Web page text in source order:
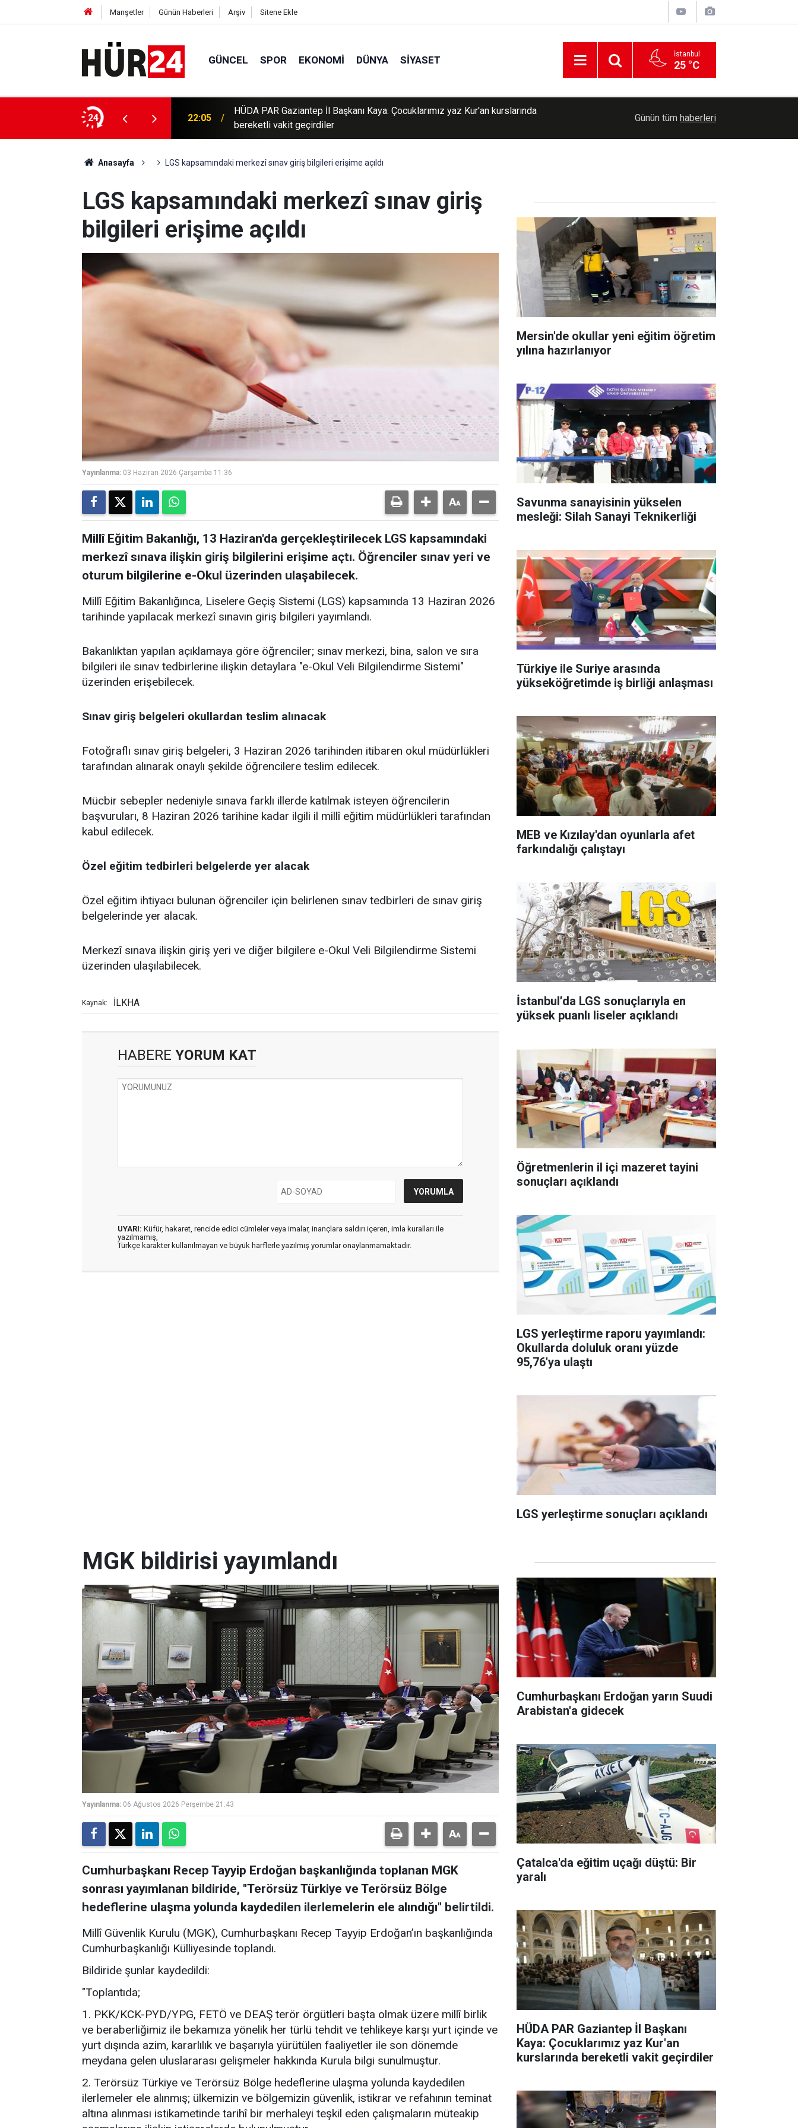
Manşetler Günün Haberleri Arşiv Sitene Ekle
GÜNCEL SPOR EKONOMI DÜNYA SIYASET İstanbul
25 °C
24 22:05
HÜDA PAR Gaziantep İl Başkanı Kaya: Çocuklarımız yaz Kur'an kurslarında
bereketli vakit geçirdiler
Mardin'de kontrolden çıkan otomobil
Günün tüm haberleri
Anasayfa LGS kapsamındaki merkezî sınav giriş bilgileri erişime açıldı
LGS kapsamındaki merkezî sınav giriş
bilgileri erişime açıldı
Yayınlanma: 03 Haziran 2026 Çarşamba 11:36
Millî Eğitim Bakanlığı, 13 Haziran'da gerçekleştirilecek LGS kapsamındaki
merkezî sınava ilişkin giriş bilgilerini erişime açtı. Öğrenciler sınav yeri ve
oturum bilgilerine e-Okul üzerinden ulaşabilecek.
Millî Eğitim Bakanlığınca, Liselere Geçiş Sistemi (LGS) kapsamında 13 Haziran 2026
tarihinde yapılacak merkezî sınavın giriş bilgileri yayımlandı.
Bakanlıktan yapılan açıklamaya göre öğrenciler; sınav merkezi, bina, salon ve sıra
bilgileri ile sınav tedbirlerine ilişkin detaylara "e-Okul Veli Bilgilendirme Sistemi"
üzerinden erişebilecek.
Sınav giriş belgeleri okullardan teslim alınacak
Fotoğraflı sınav giriş belgeleri, 3 Haziran 2026 tarihinden itibaren okul müdürlükleri
tarafından alınarak onaylı şekilde öğrencilere teslim edilecek.
Mücbir sebepler nedeniyle sınava farklı illerde katılmak isteyen öğrencilerin
başvuruları, 8 Haziran 2026 tarihine kadar ilgili il millî eğitim müdürlükleri tarafından
kabul edilecek.
Özel eğitim tedbirleri belgelerde yer alacak
Özel eğitim ihtiyacı bulunan öğrenciler için belirlenen sınav tedbirleri de sınav giriş
belgelerinde yer alacak.
Merkezî sınava ilişkin giriş yeri ve diğer bilgilere e-Okul Veli Bilgilendirme Sistemi
üzerinden ulaşılabilecek.
Kaynak: İLKHA
HABERE YORUM KAT
UYARI: Küfür, hakaret, rencide edici cümleler veya imalar, inançlara saldırı içeren, imla kuralları ile
yazılmamış,
Türkçe karakter kullanılmayan ve büyük harflerle yazılmış yorumlar onaylanmamaktadır.
Mersin'de okullar yeni eğitim öğretim
yılına hazırlanıyor
Savunma sanayisinin yükselen
mesleği: Silah Sanayi Teknikerliği
Türkiye ile Suriye arasında
yükseköğretimde iş birliği anlaşması
MEB ve Kızılay'dan oyunlarla afet
farkındalığı çalıştayı
İstanbul’da LGS sonuçlarıyla en
yüksek puanlı liseler açıklandı
Öğretmenlerin il içi mazeret tayini
sonuçları açıklandı
LGS yerleştirme raporu yayımlandı:
Okullarda doluluk oranı yüzde
95,76'ya ulaştı
LGS yerleştirme sonuçları açıklandı
MGK bildirisi yayımlandı
Yayınlanma: 06 Ağustos 2026 Perşembe 21:43
Cumhurbaşkanı Recep Tayyip Erdoğan başkanlığında toplanan MGK
sonrası yayımlanan bildiride, "Terörsüz Türkiye ve Terörsüz Bölge
hedeflerine ulaşma yolunda kaydedilen ilerlemelerin ele alındığı" belirtildi.
Millî Güvenlik Kurulu (MGK), Cumhurbaşkanı Recep Tayyip Erdoğan’ın başkanlığında
Cumhurbaşkanlığı Külliyesinde toplandı.
Bildiride şunlar kaydedildi:
"Toplantıda;
1. PKK/KCK-PYD/YPG, FETÖ ve DEAŞ terör örgütleri başta olmak üzere millî birlik
ve beraberliğimiz ile bekamıza yönelik her türlü tehdit ve tehlikeye karşı yurt içinde ve
yurt dışında azim, kararlılık ve başarıyla yürütülen faaliyetler ile son dönemde
meydana gelen uluslararası gelişmeler hakkında Kurula bilgi sunulmuştur.
2. Terörsüz Türkiye ve Terörsüz Bölge hedeflerine ulaşma yolunda kaydedilen
ilerlemeler ele alınmış; ülkemizin ve bölgemizin güvenlik, istikrar ve refahının teminat
altına alınması istikametinde tarihî bir merhaleyi teşkil eden çalışmaların müteakip
Cumhurbaşkanı Erdoğan yarın Suudi
Arabistan'a gidecek
Çatalca'da eğitim uçağı düştü: Bir
yaralı
HÜDA PAR Gaziantep İl Başkanı
Kaya: Çocuklarımız yaz Kur'an
kurslarında bereketli vakit geçirdiler